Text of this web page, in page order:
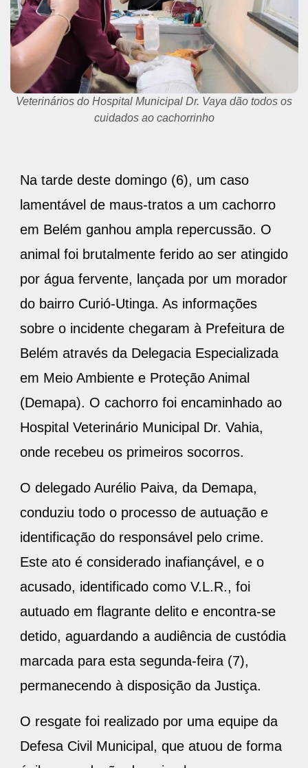
Veterinários do Hospital Municipal Dr. Vaya dão todos os
cuidados ao cachorrinho
Na tarde deste domingo (6), um caso
lamentável de maus-tratos a um cachorro
em Belém ganhou ampla repercussão. O
animal foi brutalmente ferido ao ser atingido
por água fervente, lançada por um morador
do bairro Curió-Utinga. As informações
sobre o incidente chegaram à Prefeitura de
Belém através da Delegacia Especializada
em Meio Ambiente e Proteção Animal
(Demapa). O cachorro foi encaminhado ao
Hospital Veterinário Municipal Dr. Vahia,
onde recebeu os primeiros socorros.
O delegado Aurélio Paiva, da Demapa,
conduziu todo o processo de autuação e
identificação do responsável pelo crime.
Este ato é considerado inafiançável, e o
acusado, identificado como V.L.R., foi
autuado em flagrante delito e encontra-se
detido, aguardando a audiência de custódia
marcada para esta segunda-feira (7),
permanecendo à disposição da Justiça.
O resgate foi realizado por uma equipe da
Defesa Civil Municipal, que atuou de forma